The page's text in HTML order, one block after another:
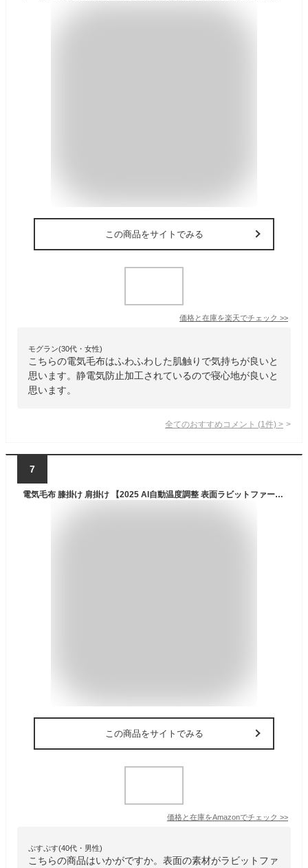
この商品をサイトでみる
価格と在庫を楽天でチェック >>
モグラン(30代・女性)
こちらの電気毛布はふわふわした肌触りで気持ちが良いと
思います。静電気防止加工されているので寝心地が良いと
思います。
全てのおすすめコメント (1 件) >
7
電気毛布 膝掛け 肩掛け 【2025 AI自動温度調整 表面ラビットファー調＋裏面フランネル】 掛け 敷き 洗える 12時間タイマー付 6段階温度調整可 電気ブランケット 省エネ 自動オフ PSE認証済 速暖 厚手 ダニ退治 120×60cm
この商品をサイトでみる
価格と在庫をAmazonでチェック >>
ぷすぷす(40代・男性)
こちらの商品はいかがですか。表面の素材がラビットファ